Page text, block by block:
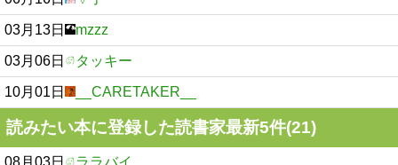
03月13日 mzzz
03月06日 タッキー
10月01日 __CARETAKER__
読みたい本に登録した読書家最新5件(21)
08月03日 ララバイ